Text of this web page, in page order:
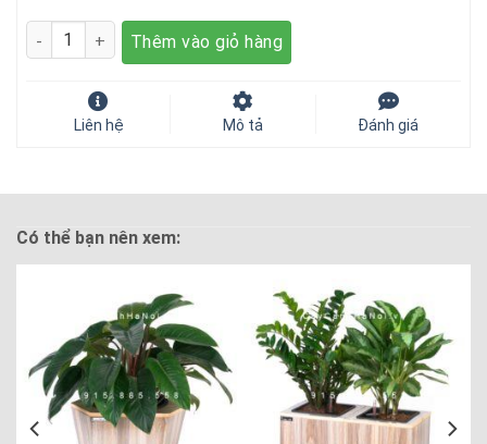
Số lượng Thêm vào giỏ hàng
Liên hệ Mô tả Đánh giá
Có thể bạn nên xem: